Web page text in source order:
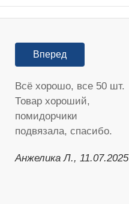
Вперед
Всё хорошо, все 50 шт.
Товар хороший,
помидорчики
подвязала, спасибо.
Анжелика Л., 11.07.2025